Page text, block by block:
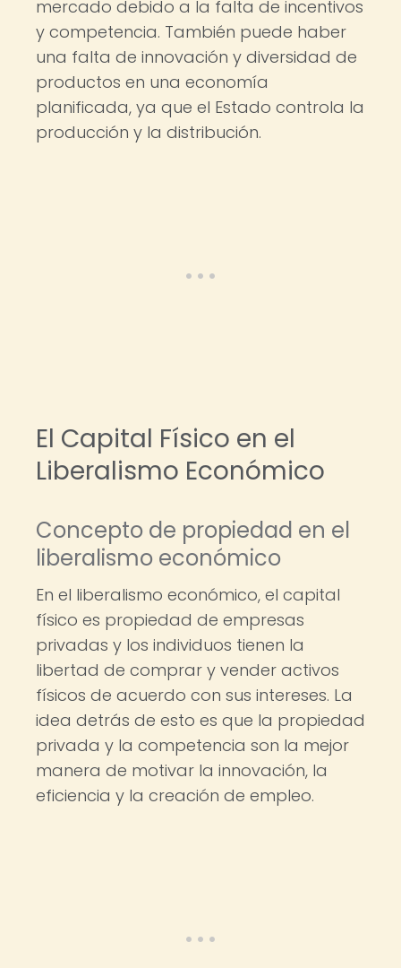
mercado debido a la falta de incentivos
y competencia. También puede haber
una falta de innovación y diversidad de
productos en una economía
planificada, ya que el Estado controla la
producción y la distribución.
El Capital Físico en el
Liberalismo Económico
Concepto de propiedad en el
liberalismo económico
En el liberalismo económico, el capital
físico es propiedad de empresas
privadas y los individuos tienen la
libertad de comprar y vender activos
físicos de acuerdo con sus intereses. La
idea detrás de esto es que la propiedad
privada y la competencia son la mejor
manera de motivar la innovación, la
eficiencia y la creación de empleo.